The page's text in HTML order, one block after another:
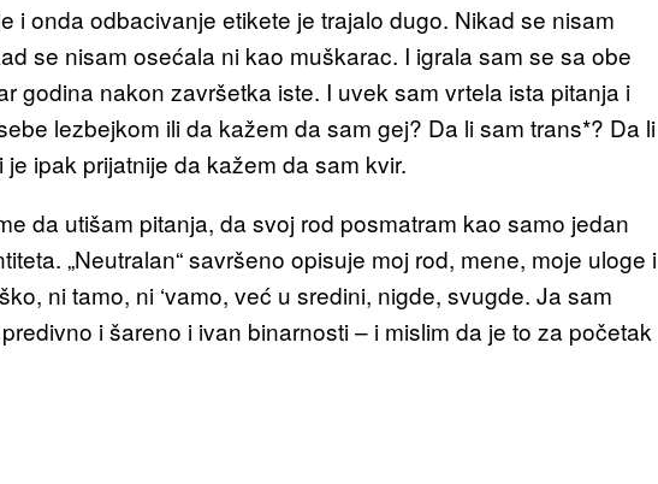
i onda odbacivanje etikete je trajalo dugo. Nikad se nisam
se nisam osećala ni kao muškarac. I igrala sam se sa obe
godina nakon završetka iste. I uvek sam vrtela ista pitanja i
lezbejkom ili da kažem da sam gej? Da li sam trans*? Da li
ipak prijatnije da kažem da sam kvir.
da utišam pitanja, da svoj rod posmatram kao samo jedan
„Neutralan“ savršeno opisuje moj rod, mene, moje uloge i
ni tamo, ni ‘vamo, već u sredini, nigde, svugde. Ja sam
i šareno i ivan binarnosti – i mislim da je to za početak